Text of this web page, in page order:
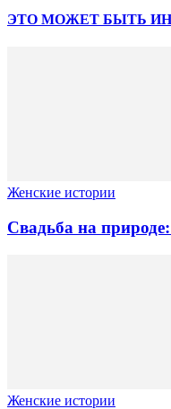
ЭТО МОЖЕТ БЫТЬ
Женские истории
Свадьба на
Женские истории